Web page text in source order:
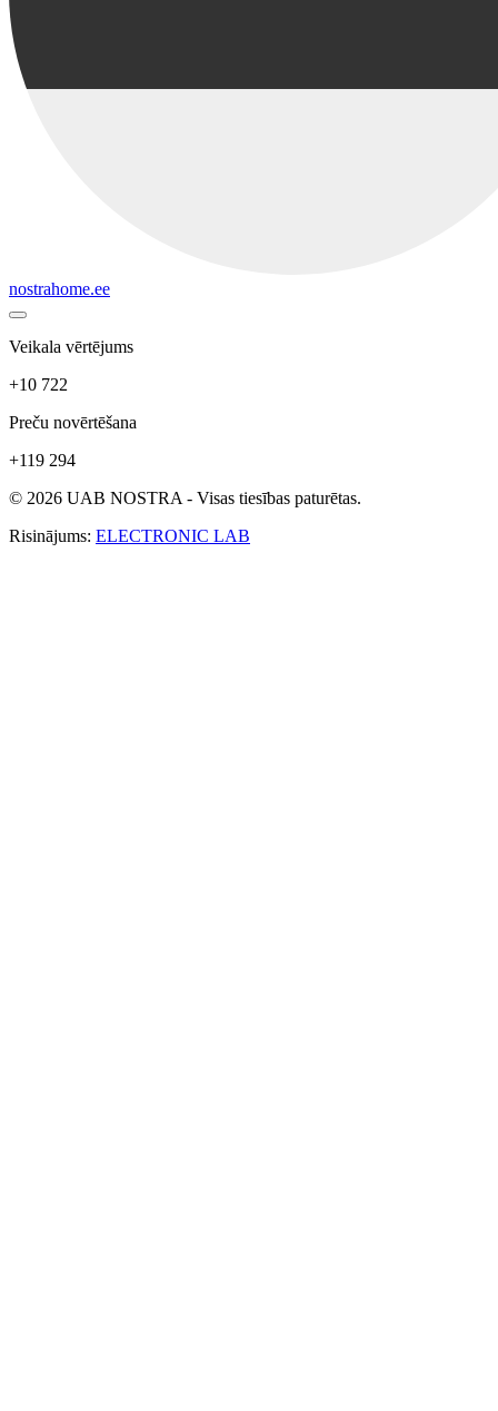
nostrahome.ee
Veikala vērtējums
+10 722
Preču novērtēšana
+119 294
© 2026 UAB NOSTRA - Visas tiesības paturētas.
Risinājums: ELECTRONIC LAB